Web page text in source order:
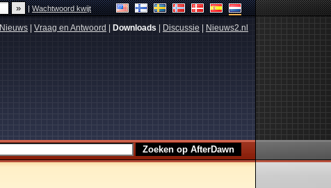
|Wachtwoord kwijt
Nieuws Vraag en Antwoord Downloads Discussie Nieuws2.nl